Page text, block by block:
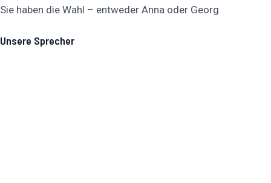
Sie haben die Wahl – entweder Anna oder Georg
Unsere Sprecher